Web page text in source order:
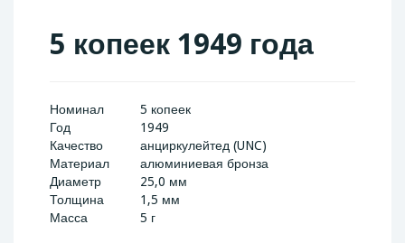
5 копеек 1949 года
Номинал
5 копеек
Год
1949
Качество
анциркулейтед (UNC)
Материал
алюминиевая бронза
Диаметр
25,0 мм
Толщина
1,5 мм
Масса
5 г